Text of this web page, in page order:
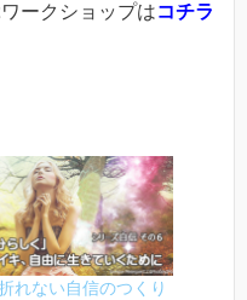
ークショップはコチラ
れない自信のつくり